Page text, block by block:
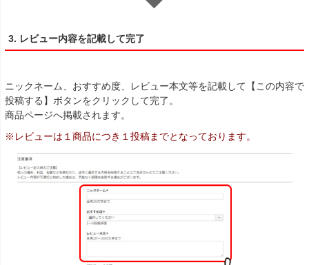
3. レビュー内容を記載して完了
ニックネーム、おすすめ度、レビュー本文等を記載して【この内容で
投稿する】ボタンをクリックして完了。
商品ページへ掲載されます。
※レビューは１商品につき１投稿までとなっております。